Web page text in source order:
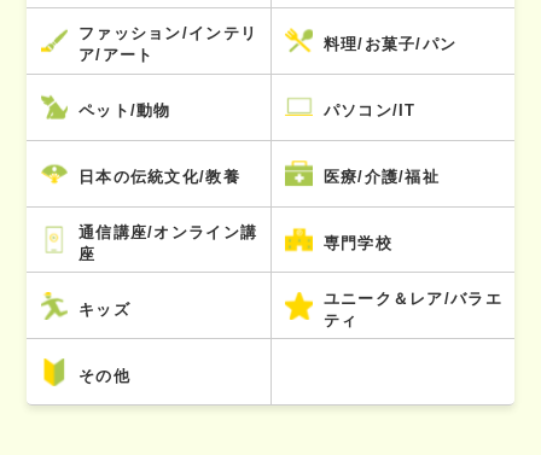
ファッション/インテリ
ア/アート
料理/お菓子/パン
ペット/動物 パソコン/IT
日本の伝統文化/教養 医療/介護/福祉
通信講座/オンライン講
座
専門学校
キッズ
ユニーク＆レア/バラエ
ティ
その他